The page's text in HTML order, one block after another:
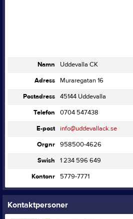
Namn
Uddevalla CK
Adress
Muraregatan 16
Postadress
45144 Uddevalla
Telefon
0704 547438
E-post
info@uddevallack.se
Orgnr
958500-4626
Swish
1 234 596 649
Kontonr
5779-7771
Kontaktpersoner